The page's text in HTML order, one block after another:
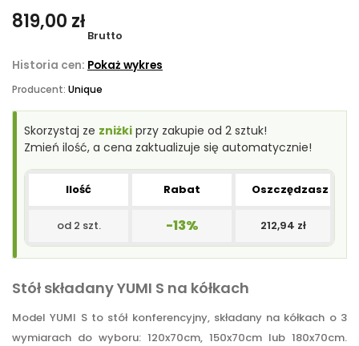
819,00 zł
Brutto
Historia cen: Pokaż wykres
Producent: Unique
Skorzystaj ze zniżki przy zakupie od 2 sztuk!
Zmień ilość, a cena zaktualizuje się automatycznie!
Ilość Rabat Oszczędzasz
od 2 szt. -13% 212,94 zł
Stół składany YUMI S na kółkach
Model YUMI S to stół konferencyjny, składany na kółkach o 3
wymiarach do wyboru: 120x70cm, 150x70cm lub 180x70cm.